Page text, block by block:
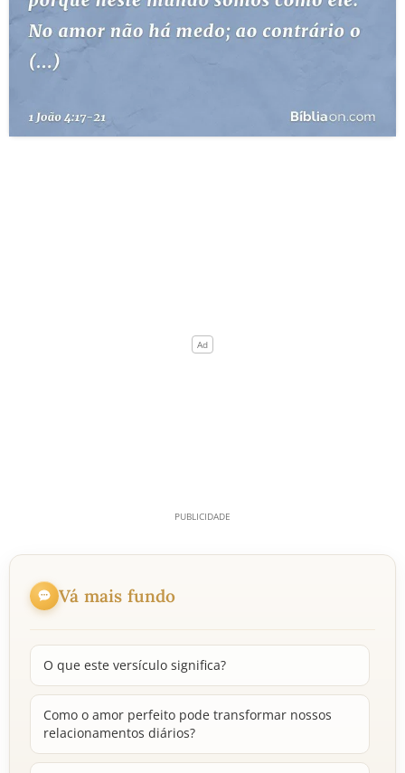
Vá mais fundo
O que este versículo significa?
Como o amor perfeito pode transformar nossos
relacionamentos diários?